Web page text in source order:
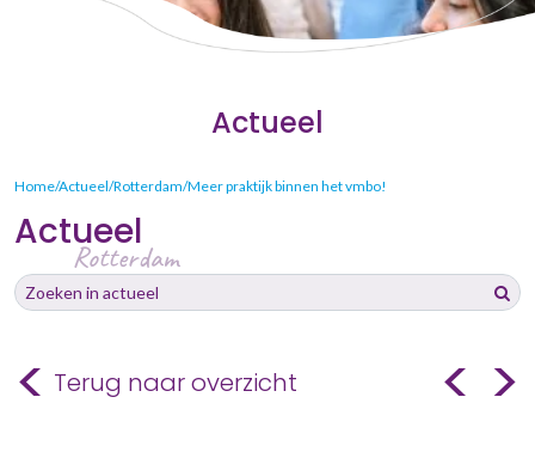
Actueel
U
bent
hier:
Home/Actueel/Rotterdam/Meer praktijk binnen het vmbo!
Actueel
Rotterdam
Zoeken
naar…
< Terug naar overzicht < >